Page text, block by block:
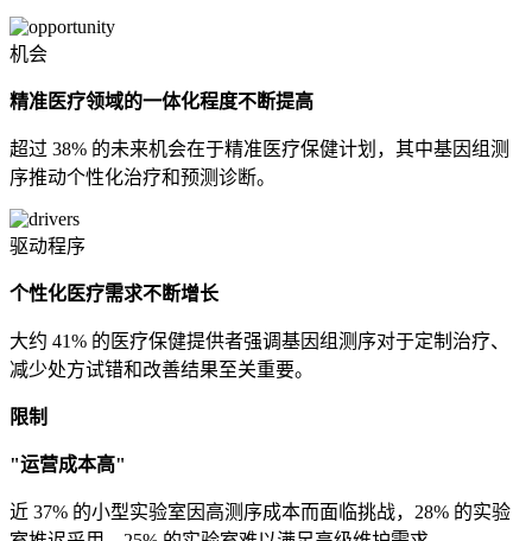
机会
精准医疗领域的一体化程度不断提高
超过 38% 的未来机会在于精准医疗保健计划，其中基因组测
序推动个性化治疗和预测诊断。
驱动程序
个性化医疗需求不断增长
大约 41% 的医疗保健提供者强调基因组测序对于定制治疗、
减少处方试错和改善结果至关重要。
限制
"运营成本高"
近 37% 的小型实验室因高测序成本而面临挑战，28% 的实验